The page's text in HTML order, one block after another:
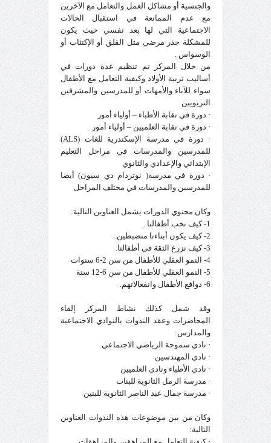
والجنسية أو مشاكل العمل والتعامل مع الآخرين
مع عدم الممانعة في استقبال الحالات
الاجتماعية التي لها بعد نفسي حيث يكون
للمشكلة جذر مرضي مثل القلق أو الإكتئاب أو
الوسواس .
من خلال المركز تم تنظيم عدة دورات في
أساليب تربية الأولاد وكيفية التعامل مع الأطفال
سواء للآباء والأمهات أو للمدرسين والمشرفين
التربويين
· دورة في نقابة الأطباء – أولياء أمور
· دورة في نقابة العلميين – أولياء أمور
· دورة في مدرسة الإسكندرية للغات (ALS)
للمدرسين والمدرسات في مراحل التعليم
الإبتدائي والإعدادي والثانوي
· دورة في مدرسة( نوتردام دي سيون) أيضا
للمدرسين والمدرسات في مختلف المراحل
وكان محتوي الدورات يشمل العناوين التالية:
1- كيف نحب أطفالنا .
2- كيف يكون أبناءنا منضبطين.
3- كيف نزرع الثقة في أطفالنا.
4- النمو العقلي للأطفال من سن 2-6 سنوات
5- النمو العقلي للأطفال من سن 6-12 سنة
6- دوافع الأطفال وانفعالاتهم.
وقد شمل كذلك نشاط المركز إلقاء
المحاضرات وعقد الندوات بالنوادي الاجتماعية
والمدارس:
· نادي سموحة الرياضي الاجتماعي
· نادي المهندسين
· نادي الأطباء ونادي العلميين
· مدرسة الرمل الثانوية للبنات
· مدرسة جمال عبد الناصر الثانوية للبنين
وكان من بين موضوعات هذه الندوات العناوين
التالية: